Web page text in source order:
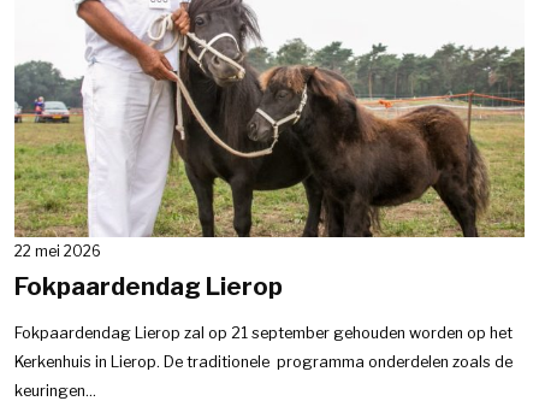
22 mei 2026
Fokpaardendag Lierop
Fokpaardendag Lierop zal op 21 september gehouden worden op het
Kerkenhuis in Lierop. De traditionele programma onderdelen zoals de
keuringen...